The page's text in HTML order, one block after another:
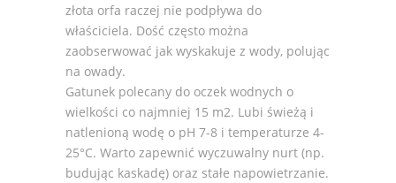
złota orfa raczej nie podpływa do
właściciela. Dość często można
zaobserwować jak wyskakuje z wody, polując
na owady.
Gatunek polecany do oczek wodnych o
wielkości co najmniej 15 m2. Lubi świeżą i
natlenioną wodę o pH 7-8 i temperaturze 4-
25°C. Warto zapewnić wyczuwalny nurt (np.
budując kaskadę) oraz stałe napowietrzanie.